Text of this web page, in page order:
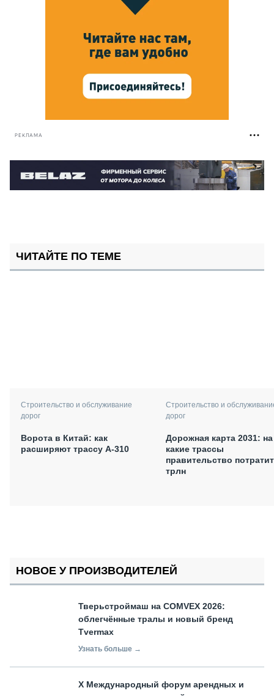
РЕКЛАМА
ЧИТАЙТЕ ПО ТЕМЕ
Строительство и обслуживание
дорог
Ворота в Китай: как
расширяют трассу А-310
Строительство и
дорог
Дорожная карта 2031: на
какие трассы
правительство
трлн
НОВОЕ У ПРОИЗВОДИТЕЛЕЙ
Тверьстроймаш на COMVEX 2026:
облегчённые тралы и новый бренд
Tvermax
Узнать больше →
X Международный форум арендных и